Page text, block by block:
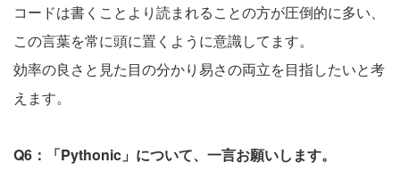
コードは書くことより読まれることの方が圧倒的に多い、
この言葉を常に頭に置くように意識してます。
効率の良さと見た目の分かり易さの両立を目指したいと考
えます。
Q6：「Pythonic」について、一言お願いします。